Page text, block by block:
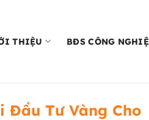
THIỆU BĐS CÔNG
Đầu Tư Vàng Cho